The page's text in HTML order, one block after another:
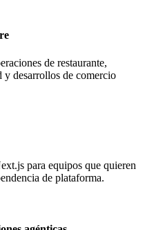
de restaurante,
y desarrollos de comercio
para equipos que quieren
de plataforma.